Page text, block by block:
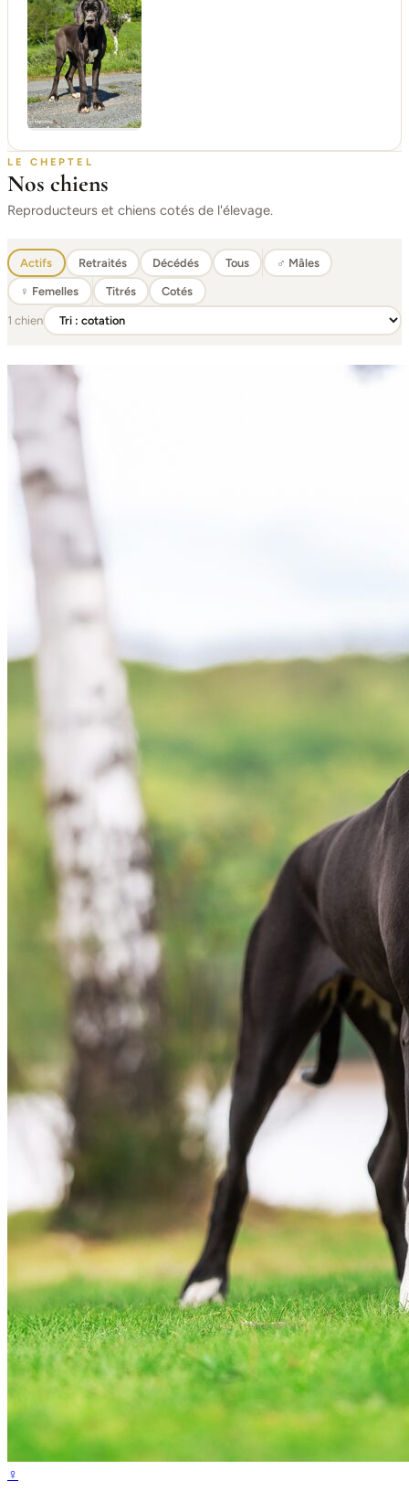
LE CHEPTEL
Nos chiens
Reproducteurs et chiens cotés de l'élevage.
Actifs Retraités Décédés Tous ♂ Mâles
♀ Femelles Titrés Cotés
1 chien
♀